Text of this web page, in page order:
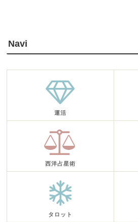
Navi
運活
西洋占星術
タロット